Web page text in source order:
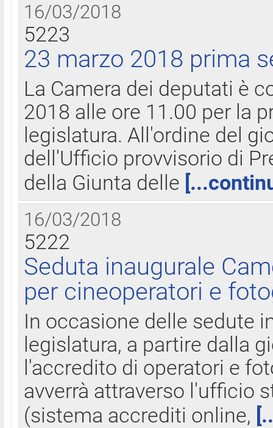
16/03/2018
5223
23 marzo 2018 prima
La Camera dei deputati è
2018 alle ore 11.00 per la
legislatura. All'ordine del
dell'Ufficio provvisorio di
della Giunta delle
16/03/2018
5222
Seduta inaugurale
per cineoperatori e
In occasione delle sedute
legislatura, a partire dalla
l'accredito di operatori e
avverrà attraverso l'ufficio
(sistema accrediti online,